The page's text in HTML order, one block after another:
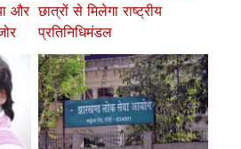
और छात्रों से मिलेगा राष्ट्रीय
प्रतिनिधिमंडल